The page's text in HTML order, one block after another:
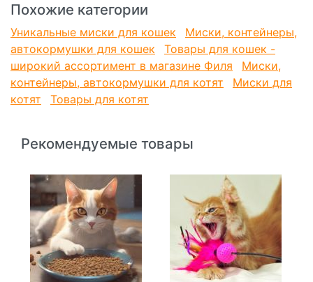
Похожие категории
Уникальные миски для кошек
Миски, контейнеры,
автокормушки для кошек
Товары для кошек -
широкий ассортимент в магазине Филя
Миски,
контейнеры, автокормушки для котят
Миски для
котят
Товары для котят
Рекомендуемые товары